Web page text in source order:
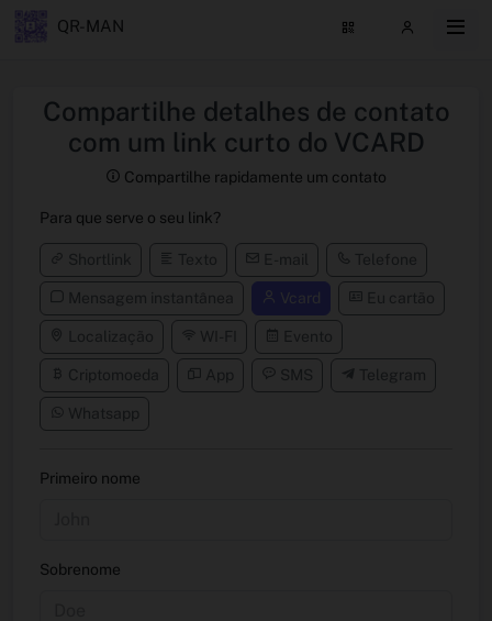
QR-MAN
Compartilhe detalhes de contato
com um link curto do VCARD
Compartilhe rapidamente um contato
Para que serve o seu link?
Shortlink Texto E-mail Telefone
Mensagem instantânea Vcard Eu cartão
Localização WI-FI Evento
Criptomoeda App SMS Telegram
Whatsapp
Primeiro nome
Sobrenome